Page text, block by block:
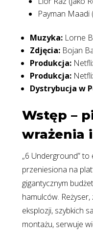
Payman Maadi
Muzyka:Lorne
Zdjęcia:Bojan
Produkcja:
Produkcja:
Dystrybucja w
Wstęp –
wrażenia
„6 Underground”
przeniesiona na
gigantycznym
hamulców.
eksplozji, szybkich
montażu, serwuje